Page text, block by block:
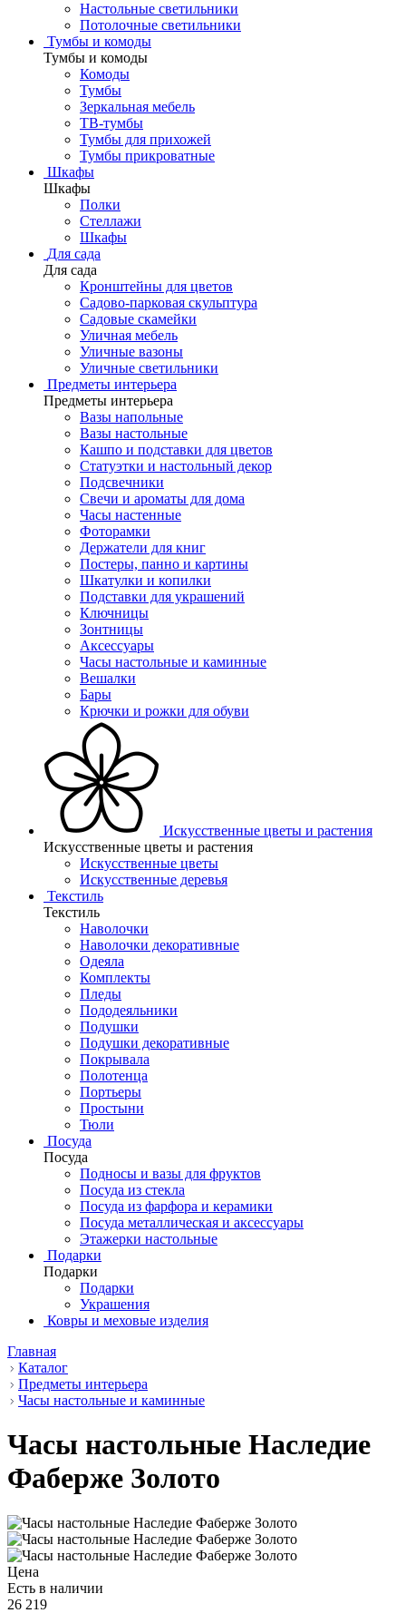
Настольные светильники
Потолочные светильники
Тумбы и комоды
Тумбы и комоды
Комоды
Тумбы
Зеркальная мебель
ТВ-тумбы
Тумбы для прихожей
Тумбы прикроватные
Шкафы
Шкафы
Полки
Стеллажи
Шкафы
Для сада
Для сада
Кронштейны для цветов
Садово-парковая скульптура
Садовые скамейки
Уличная мебель
Уличные вазоны
Уличные светильники
Предметы интерьера
Предметы интерьера
Вазы напольные
Вазы настольные
Кашпо и подставки для цветов
Статуэтки и настольный декор
Подсвечники
Свечи и ароматы для дома
Часы настенные
Фоторамки
Держатели для книг
Постеры, панно и картины
Шкатулки и копилки
Подставки для украшений
Ключницы
Зонтницы
Аксессуары
Часы настольные и каминные
Вешалки
Бары
Крючки и рожки для обуви
Искусственные цветы и растения
Искусственные цветы и растения
Искусственные цветы
Искусcтвенные деревья
Текстиль
Текстиль
Наволочки
Наволочки декоративные
Одеяла
Комплекты
Пледы
Пододеяльники
Подушки
Подушки декоративные
Покрывала
Полотенца
Портьеры
Простыни
Тюли
Посуда
Посуда
Подносы и вазы для фруктов
Посуда из стекла
Посуда из фарфора и керамики
Посуда металлическая и аксессуары
Этажерки настольные
Подарки
Подарки
Подарки
Украшения
Ковры и меховые изделия
Главная
Каталог
Предметы интерьера
Часы настольные и каминные
Часы настольные Наследие
Фаберже Золото
Цена
Есть в наличии
26 219